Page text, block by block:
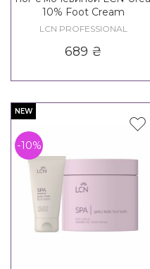
10% Foot Cream
LCN PROFESSIONAL
689 ₴
NEW
-10%